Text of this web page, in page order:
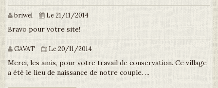
briwel Le 21/11/2014
Bravo pour votre site!
GAVAT Le 20/11/2014
Merci, les amis, pour votre travail de conservation. Ce village
a été le lieu de naissance de notre couple. ...